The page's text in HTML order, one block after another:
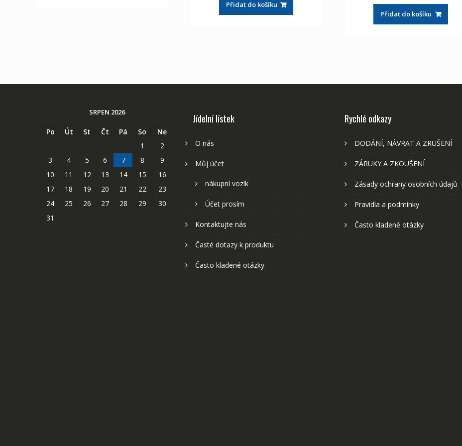
2,107 Kč 1,175 Kč
Přidat do košíku
byla:
2,107 Kč
je:
1,175 Kč
Přidat do košíku
SRPEN 2026
Po Út St Čt Pá So
Ne
1
2
3
4 5 6 7 8
9
10
11 12 13 14 15
16
17
18 19 20 21 22
23
24
25 26 27 28 29
30
31
Jídelní lístek
O nás
Můj účet
nákupní vozík
Účet prosím
Kontaktujte nás
Časté dotazy k produktu
Často kladené otázky
Rychlé odkazy
DODÁNÍ, NÁVRAT A ZRUŠENÍ
ZÁRUKY A ZKOUŠENÍ
Zásady ochrany osobních údajů
Pravidla a podmínky
Často kladené otázky